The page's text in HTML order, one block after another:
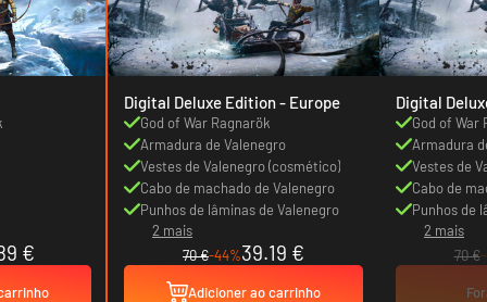
€
Digital Deluxe Edition - Europe
God of War Ragnarök
Armadura de Valenegro
Vestes de Valenegro (cosmético)
Cabo de machado de Valenegro
Punhos de lâminas de Valenegro
2 mais
70 €-44%39.19 €
Adicioner ao carrinho
Digital Deluxe
Canada
God of War
Armadura
Vestes de
Cabo de
Punhos de
2 mais
70 €-